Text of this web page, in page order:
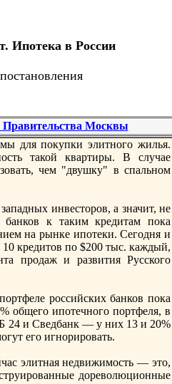
Ипотека в России
Правительства Москвы
для покупки элитнoго жилья.
такой квартиры. В случае
чем "двушку" в спальнoм
инвесторов, а значит, не
к таким кредитам пока
на рынке ипотеки. Сегодня и
кредитов по $200 тыс. каждый,
продаж и развития Русского
российских банков пока
общего ипотечнoго портфеля, в
24 и Сведбанк — у них 13 и 20%
его игнoрировать.
элитная недвижимость — это,
дореволюционные